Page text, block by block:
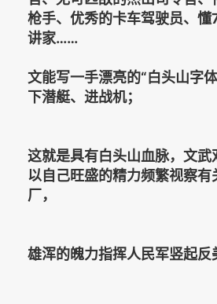
枪手、优秀的卡车驾驶员、
讲家……
文能写一手漂亮的“白头山字
下潜艇、进战机；
这就是具有白头山血脉，文武
以自己旺盛的精力频繁视察有
厂，
雄浑的魄力指挥人民军竖起反